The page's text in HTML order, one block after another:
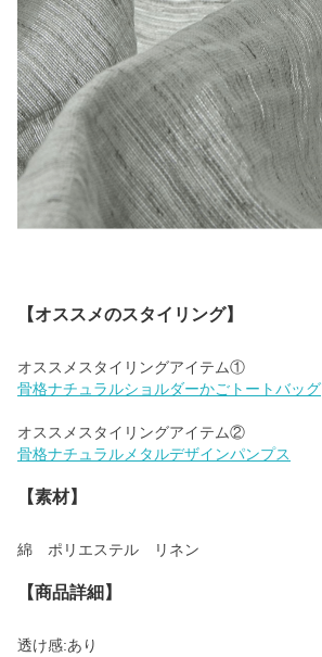
【オススメのスタイリング】
骨格ナチュラルショルダーかごトートバッグ
骨格ナチュラルメタルデザインパンプス
【素材】
綿 ポリエステル リネン
【商品詳細】
透け感:あり